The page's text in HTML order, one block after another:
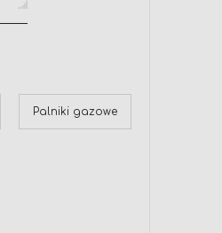
Palniki gazowe